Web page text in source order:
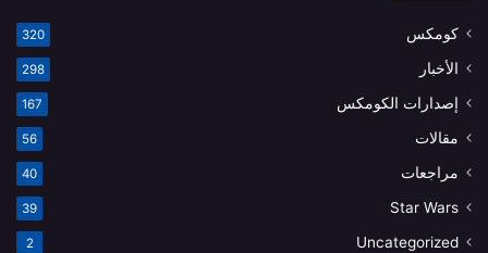
كومكس 320
الأخبار 298
إصدارات الكومكس 167
مقالات 56
مراجعات 40
Star Wars
39
Uncategorized
2